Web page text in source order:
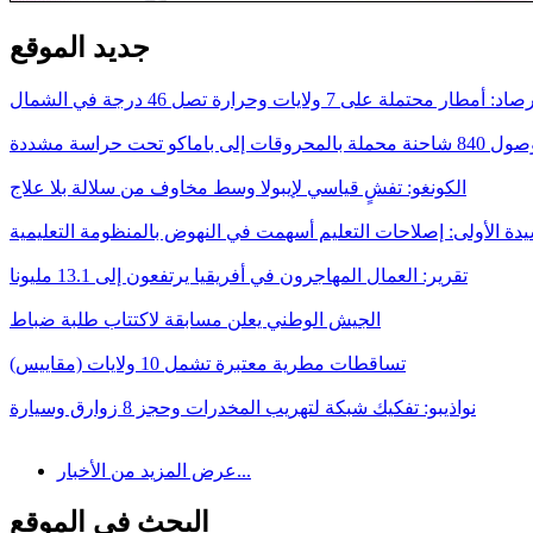
جديد الموقع
أمطار محتملة على 7 ولايات وحرارة تصل 46 درجة في الشمال
باماكو تحت حراسة مشددة
الكونغو: تفشٍ قياسي لإيبولا وسط مخاوف من سلالة بلا علاج
الأولى: إصلاحات التعليم أسهمت في النهوض بالمنظومة التعليمية
تقرير: العمال المهاجرون في أفريقيا يرتفعون إلى 13.1 مليونا
الجيش الوطني يعلن مسابقة لاكتتاب طلبة ضباط
تساقطات مطرية معتبرة تشمل 10 ولايات (مقاييس)
نواذيبو: تفكيك شبكة لتهريب المخدرات وحجز 8 زوارق وسيارة
عرض المزيد من الأخبار...
البحث في الموقع